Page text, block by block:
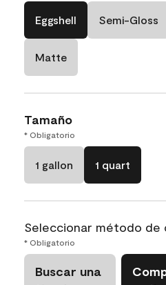
Eggshell Semi-Gloss
Matte
Tamaño
* Obligatorio
1 gallon 1 quart
Seleccionar método de
* Obligatorio
Buscar una